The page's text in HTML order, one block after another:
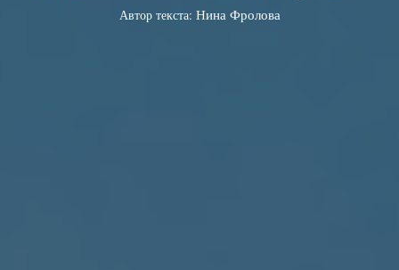
Автор текста: Нина Фролова